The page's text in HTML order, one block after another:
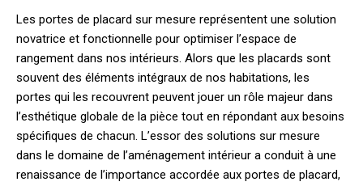
Les portes de placard sur mesure représentent une solution
novatrice et fonctionnelle pour optimiser l’espace de
rangement dans nos intérieurs. Alors que les placards sont
souvent des éléments intégraux de nos habitations, les
portes qui les recouvrent peuvent jouer un rôle majeur dans
l’esthétique globale de la pièce tout en répondant aux besoins
spécifiques de chacun. L’essor des solutions sur mesure
dans le domaine de l’aménagement intérieur a conduit à une
renaissance de l’importance accordée aux portes de placard,